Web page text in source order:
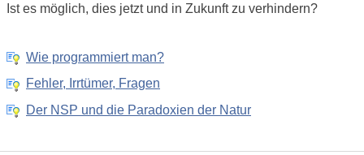
Ist es möglich, dies jetzt und in Zukunft zu verhindern?
Wie programmiert man?
Fehler, Irrtümer, Fragen
Der NSP und die Paradoxien der Natur